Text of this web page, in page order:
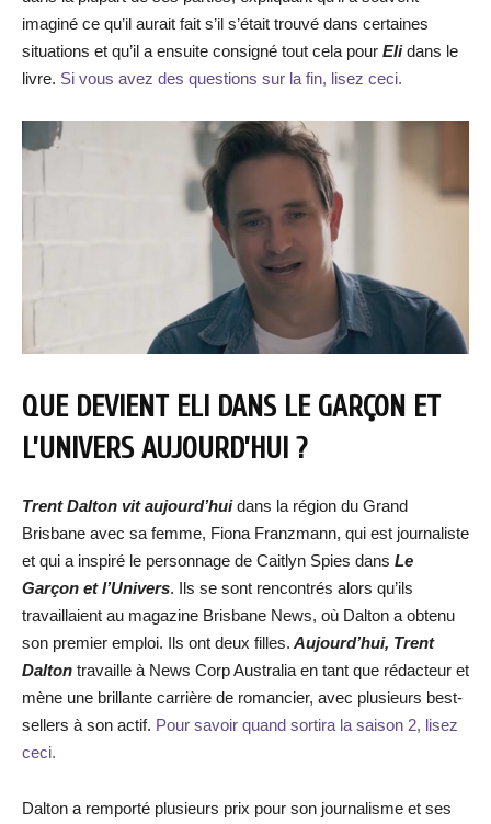
imaginé ce qu’il aurait fait s’il s’était trouvé dans certaines
situations et qu’il a ensuite consigné tout cela pour Elidans le
livre. Si vous avez des questions sur la fin, lisez ceci.
QUE DEVIENT ELI DANS LE GARÇON ET
L’UNIVERS AUJOURD’HUI ?
Trent Dalton vit aujourd’huidans la région du Grand
Brisbane avec sa femme, Fiona Franzmann, qui est journaliste
et qui a inspiré le personnage de Caitlyn Spies dans Le
Garçon et l’Univers. Ils se sont rencontrés alors qu’ils
travaillaient au magazine Brisbane News, où Dalton a obtenu
son premier emploi. Ils ont deux filles. Aujourd’hui, Trent
Dalton travaille à News Corp Australia en tant que rédacteur et
mène une brillante carrière de romancier, avec plusieurs best-
sellers à son actif. Pour savoir quand sortira la saison 2, lisez
ceci.
Dalton a remporté plusieurs prix pour son journalisme et ses